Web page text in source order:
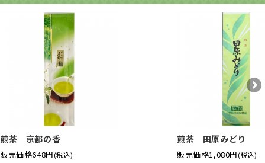
煎茶 京都の香
販売価格648円(税込)
煎茶 田原みどり
販売価格1,080円(税込)